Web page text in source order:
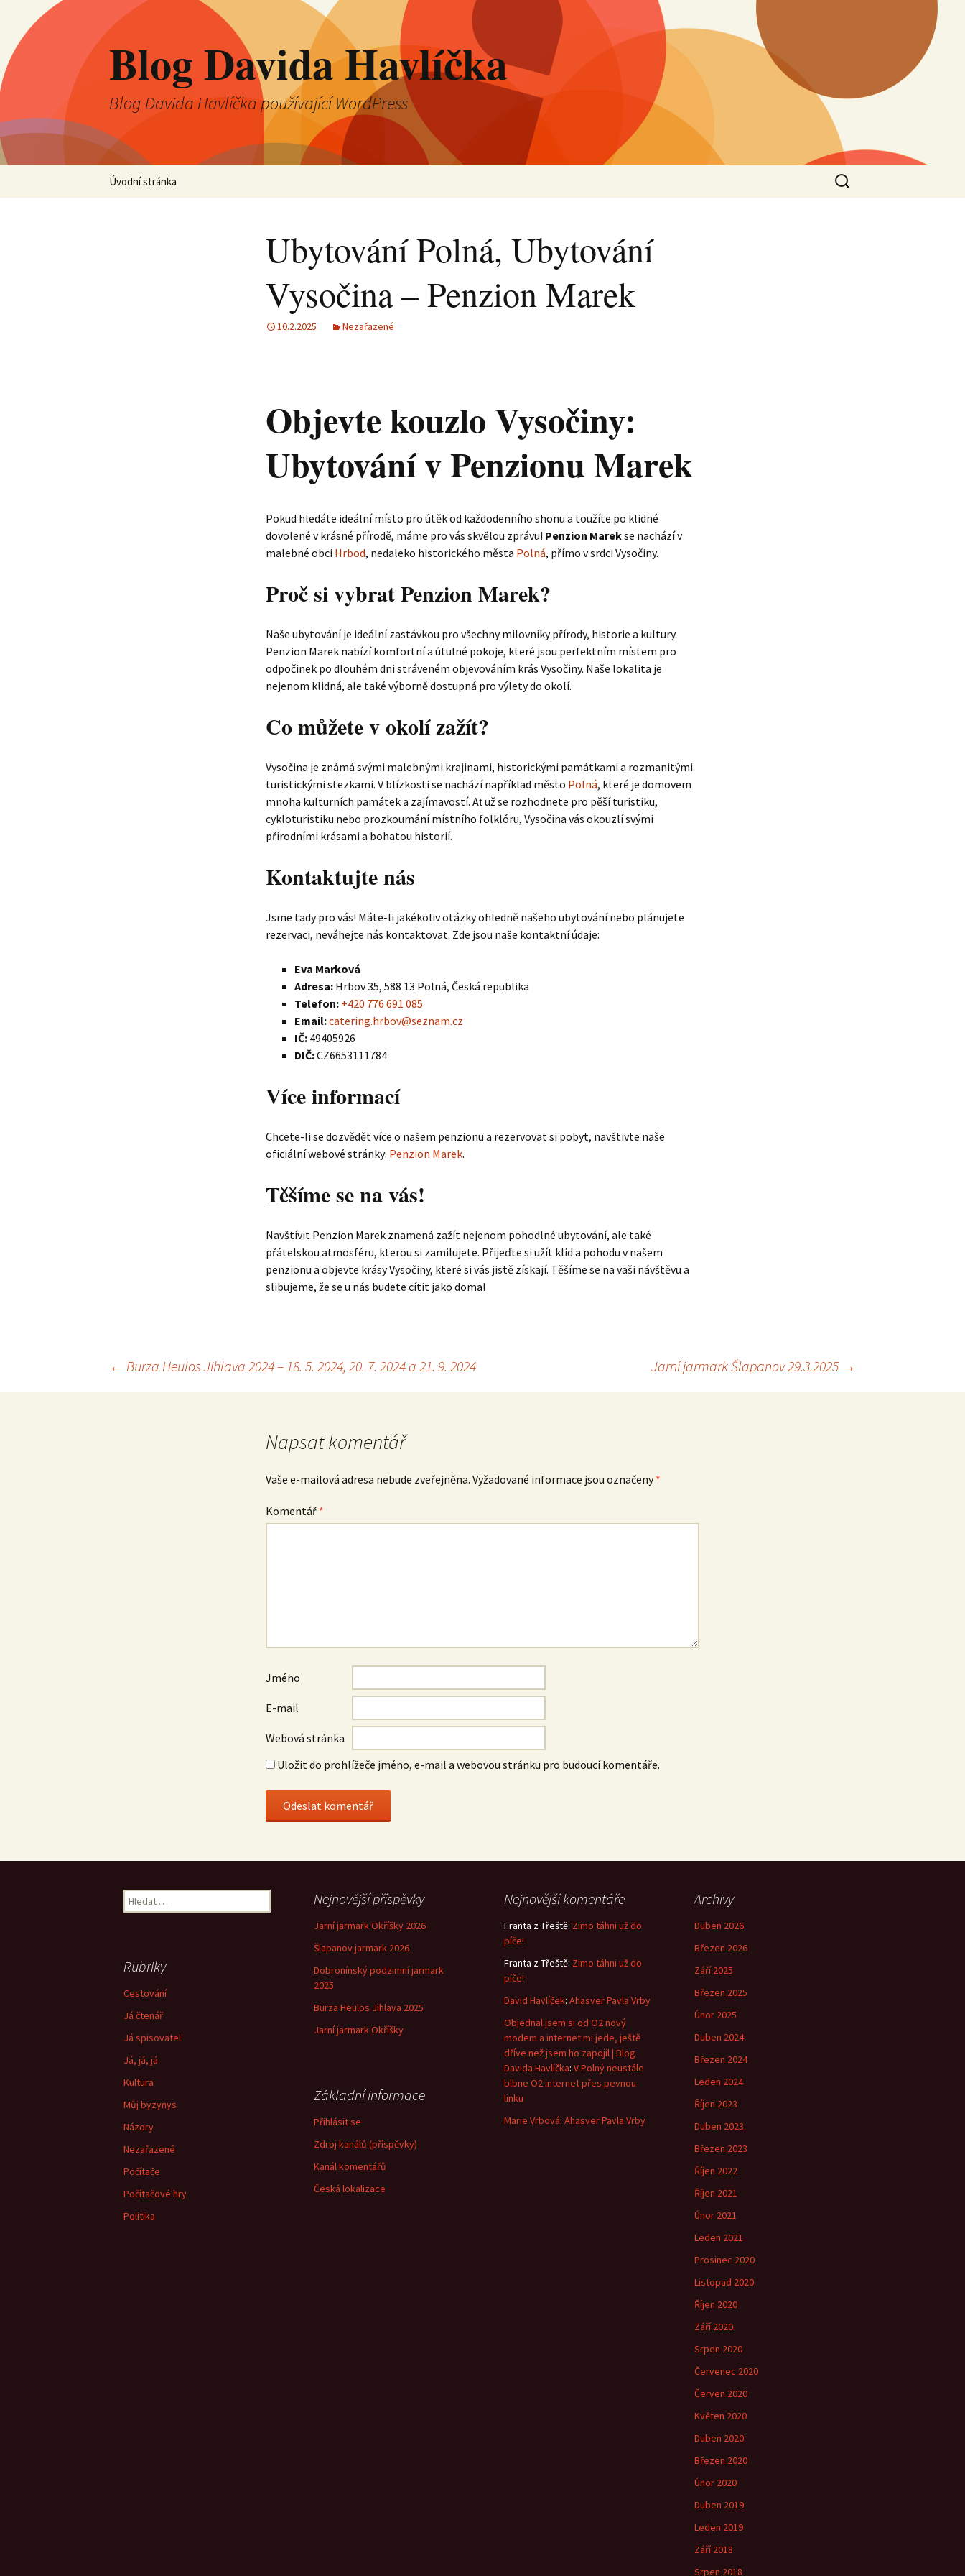
Blog Davida Havlíčka
Blog Davida Havlíčka používající WordPress
Přejít
Úvodní stránka
Vyhledávání
Ubytování Polná, Ubytování
Vysočina – Penzion Marek
10.2.2025 Nezařazené
Objevte kouzlo Vysočiny:
Ubytování v Penzionu Marek
Pokud hledáte ideální místo pro útěk od každodenního shonu a toužíte po klidné
dovolené v krásné přírodě, máme pro vás skvělou zprávu! Penzion Marekse nachází v
malebné obci Hrbod, nedaleko historického města Polná, přímo v srdci Vysočiny.
Proč si vybrat Penzion Marek?
Naše ubytování je ideální zastávkou pro všechny milovníky přírody, historie a kultury.
Penzion Marek nabízí komfortní a útulné pokoje, které jsou perfektním místem pro
odpočinek po dlouhém dni stráveném objevováním krás Vysočiny. Naše lokalita je
nejenom klidná, ale také výborně dostupná pro výlety do okolí.
Co můžete v okolí zažít?
Vysočina je známá svými malebnými krajinami, historickými památkami a rozmanitými
turistickými stezkami. V blízkosti se nachází například město Polná, které je domovem
mnoha kulturních památek a zajímavostí. Ať už se rozhodnete pro pěší turistiku,
cykloturistiku nebo prozkoumání místního folklóru, Vysočina vás okouzlí svými
přírodními krásami a bohatou historií.
Kontaktujte nás
Jsme tady pro vás! Máte-li jakékoliv otázky ohledně našeho ubytování nebo plánujete
rezervaci, neváhejte nás kontaktovat. Zde jsou naše kontaktní údaje:
Eva Marková
Adresa: Hrbov 35, 588 13 Polná, Česká republika
Telefon: +420 776 691 085
Email:catering.hrbov@seznam.cz
IČ: 49405926
DIČ:CZ6653111784
Více informací
Chcete-li se dozvědět více o našem penzionu a rezervovat si pobyt, navštivte naše
oficiální webové stránky: Penzion Marek.
Těšíme se na vás!
Navštívit Penzion Marek znamená zažít nejenom pohodlné ubytování, ale také
přátelskou atmosféru, kterou si zamilujete. Přijeďte si užít klid a pohodu v našem
penzionu a objevte krásy Vysočiny, které si vás jistě získají. Těšíme se na vaši návštěvu a
slibujeme, že se u nás budete cítit jako doma!
Navigace
← Burza Heulos Jihlava 2024 – 18. 5. 2024, 20. 7. 2024 a 21. 9. 2024 Jarní jarmark Šlapanov 29.3.2025 →
Napsat komentář
Vaše e-mailová adresa nebude zveřejněna. Vyžadované informace jsou označeny*
Komentář *
Jméno
E-mail
Webová stránka
Uložit do prohlížeče jméno, e-mail a webovou stránku pro budoucí komentáře.
Vyhledávání Nejnovější příspěvky
Jarní jarmark Okříšky 2026
Šlapanov jarmark 2026
Dobronínský podzimní jarmark
2025
Burza Heulos Jihlava 2025
Jarní jarmark Okříšky
Nejnovější komentáře
Franta z Třeště: Zimo táhni už do
píče!
Franta z Třeště: Zimo táhni už do
píče!
David Havlíček: Ahasver Pavla Vrby
Objednal jsem si od O2 nový
modem a internet mi jede, ještě
dříve než jsem ho zapojil | Blog
Davida Havlíčka: V Polný neustále
blbne O2 internet přes pevnou
linku
Marie Vrbová: Ahasver Pavla Vrby
Archivy
Duben 2026
Březen 2026
Září 2025
Březen 2025
Únor 2025
Duben 2024
Březen 2024
Leden 2024
Říjen 2023
Duben 2023
Březen 2023
Říjen 2022
Říjen 2021
Únor 2021
Leden 2021
Prosinec 2020
Listopad 2020
Říjen 2020
Září 2020
Srpen 2020
Červenec 2020
Červen 2020
Květen 2020
Duben 2020
Březen 2020
Únor 2020
Duben 2019
Leden 2019
Září 2018
Srpen 2018
Rubriky
Cestování
Já čtenář
Já spisovatel
Já, já, já
Kultura
Můj byzynys
Názory
Nezařazené
Počítače
Počítačové hry
Politika
Základní informace
Přihlásit se
Zdroj kanálů (příspěvky)
Kanál komentářů
Česká lokalizace